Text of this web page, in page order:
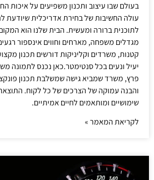
בעולם שבו עיצוב ותכנון משפיעים על איכות
עולה החשיבות של בחירת אדריכלית שיודעת
לתוכנית ברורה ומעשית. הבית שלנו הוא
מגדלים משפחה, מארחים וחווים אינספור
קטנות, משרדים וקליניקות דורשים תכנון
יעיל ונעים בכל סנטימטר.כאן נכנס לתמונה
פרץ, משרד שמביא גישה שמשלבת תכנון
והבנה עמוקה של הצרכים של כל לקוח.
שימושיים ומותאמים לחיים אמיתיים.
לקריאת המאמר »